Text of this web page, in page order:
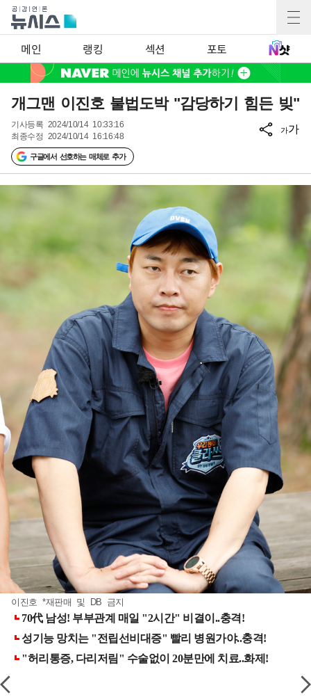
메인 랭킹 섹션 포토
개그맨 이진호 불법도박 "감당하기 힘든 빚"
기사등록 2024/10/14 10:33:16
최종수정 2024/10/14 16:16:48
구글에서 선호하는 매체로 추가
가가
이진호 *재판매 및 DB 금지